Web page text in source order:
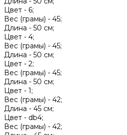
Цвет - 6;
Вес (грамы) - 45;
Длина - 50 см;
Цвет - 4;
Вес (грамы) - 45;
Длина - 50 см;
Цвет - 2;
Вес (грамы) - 45;
Длина - 50 см;
Цвет - 1;
Вес (грамы) - 42;
Длина - 45 см;
Цвет - db4;
Вес (грамы) - 42;